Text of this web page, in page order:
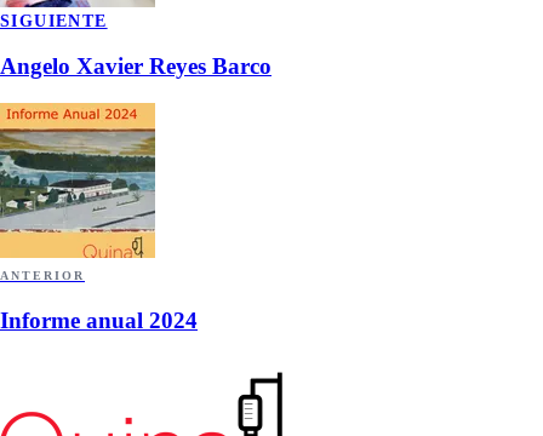
SIGUIENTE
Angelo Xavier Reyes Barco
ANTERIOR
Informe anual 2024